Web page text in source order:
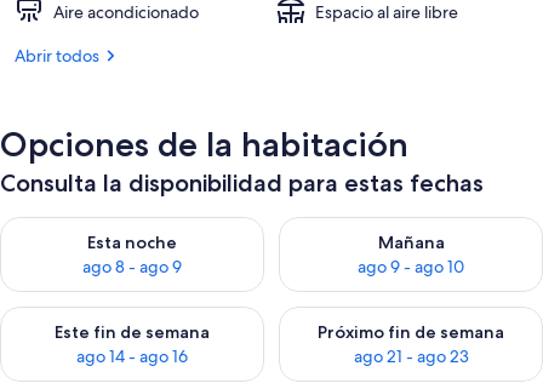
Aire acondicionado
Espacio al aire libre
Abrir todos
Opciones de la habitación
Consulta la disponibilidad para estas fechas
Esta noche
ago 8 - ago 9
Consulta la disponibilidad para esta noche, ago 8 - ago 9
Mañana
ago 9 - ago 10
Consulta la disponibilidad
Este fin de semana
ago 14 - ago 16
Consulta la disponibilidad para este fin de semana, ago 14 -
Próximo fin de semana
ago 21 - ago 23
Consulta la disponibilidad